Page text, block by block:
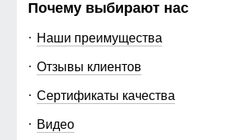
Почему выбирают нас
Наши преимущества
Отзывы клиентов
Сертификаты качества
Видео